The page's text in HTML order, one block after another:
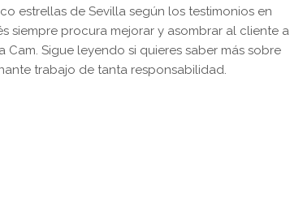
estrellas de Sevilla según los testimonios en
siempre procura mejorar y asombrar al cliente a
Cam. Sigue leyendo si quieres saber más sobre
trabajo de tanta responsabilidad.